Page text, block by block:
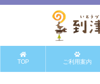
TOP ご利用案内